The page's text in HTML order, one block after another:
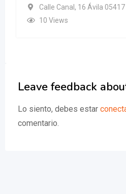
Calle Canal, 16 Ávila
10 Views
Leave feedback
Lo siento, debes estar
comentario.